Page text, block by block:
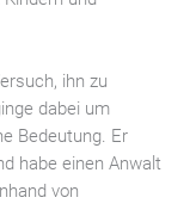
ihn zu
dabei um
Bedeutung. Er
habe einen Anwalt
von